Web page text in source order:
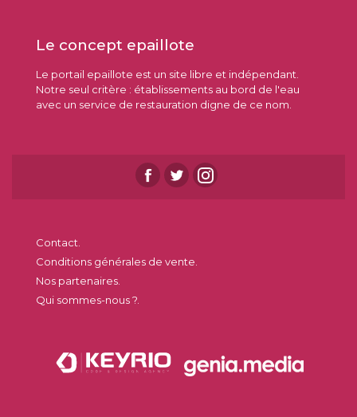
Le concept epaillote
Le portail epaillote est un site libre et indépendant.
Notre seul critère : établissements au bord de l'eau
avec un service de restauration digne de ce nom.
Contact.
Conditions générales de vente.
Nos partenaires.
Qui sommes-nous ?.